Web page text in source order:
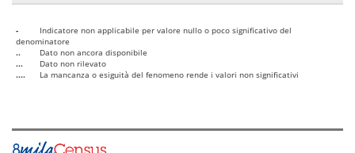
-
Indicatore non applicabile per valore nullo o poco significativo del
denominatore
..
Dato non ancora disponibile
...
Dato non rilevato
....
La mancanza o esiguità del fenomeno rende i valori non significativi